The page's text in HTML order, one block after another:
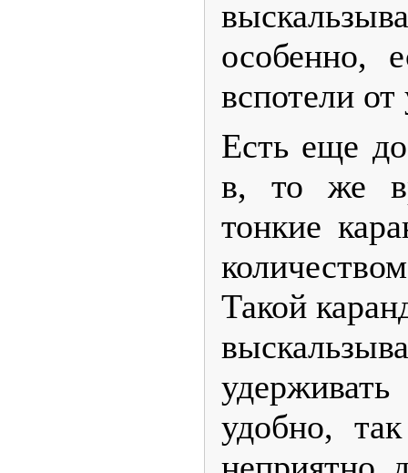
особенно,
вспотели от
Есть еще
в, то же
тонкие
Такой
удобно,